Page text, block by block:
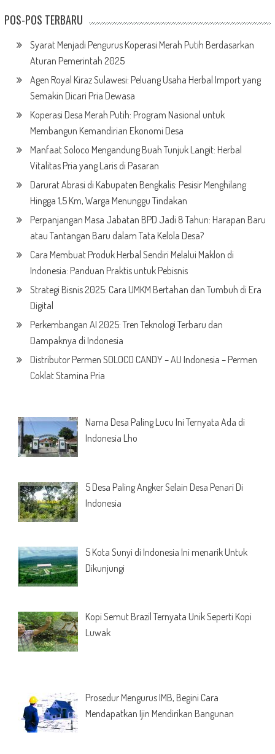
POS-POS TERBARU
Syarat Menjadi Pengurus Koperasi Merah Putih Berdasarkan
Aturan Pemerintah 2025
Agen Royal Kiraz Sulawesi: Peluang Usaha Herbal Import yang
Semakin Dicari Pria Dewasa
Koperasi Desa Merah Putih: Program Nasional untuk
Membangun Kemandirian Ekonomi Desa
Manfaat Soloco Mengandung Buah Tunjuk Langit: Herbal
Vitalitas Pria yang Laris di Pasaran
Darurat Abrasi di Kabupaten Bengkalis: Pesisir Menghilang
Hingga 1,5 Km, Warga Menunggu Tindakan
Perpanjangan Masa Jabatan BPD Jadi 8 Tahun: Harapan Baru
atau Tantangan Baru dalam Tata Kelola Desa?
Cara Membuat Produk Herbal Sendiri Melalui Maklon di
Indonesia: Panduan Praktis untuk Pebisnis
Strategi Bisnis 2025: Cara UMKM Bertahan dan Tumbuh di Era
Digital
Perkembangan AI 2025: Tren Teknologi Terbaru dan
Dampaknya di Indonesia
Distributor Permen SOLOCO CANDY – AU Indonesia – Permen
Coklat Stamina Pria
Nama Desa Paling Lucu Ini Ternyata Ada di
Indonesia Lho
5 Desa Paling Angker Selain Desa Penari Di
Indonesia
5 Kota Sunyi di Indonesia Ini menarik Untuk
Dikunjungi
Kopi Semut Brazil Ternyata Unik Seperti Kopi
Luwak
Prosedur Mengurus IMB, Begini Cara
Mendapatkan Ijin Mendirikan Bangunan